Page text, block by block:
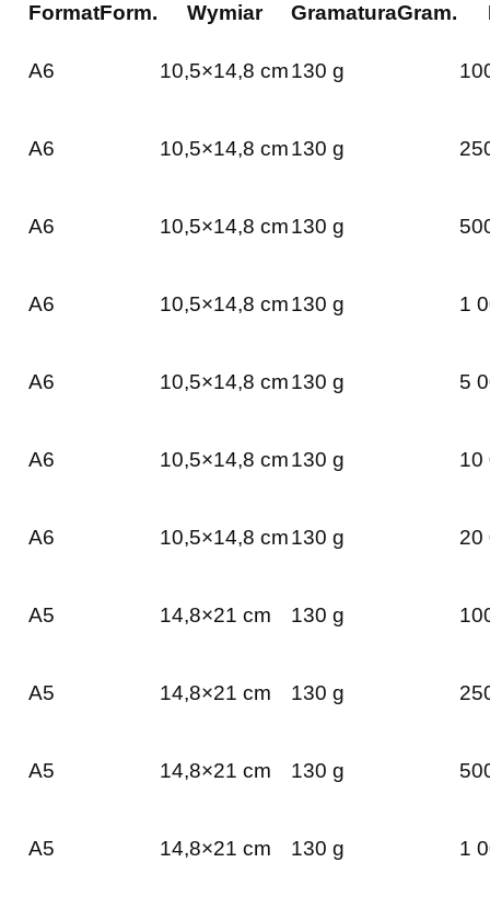
FormatForm. Wymiar GramaturaGram.
A6 10,5×14,8 cm130 g
A6 10,5×14,8 cm130 g
A6 10,5×14,8 cm130 g
A6 10,5×14,8 cm130 g 1
A6 10,5×14,8 cm130 g 5
A6 10,5×14,8 cm130 g 10
A6 10,5×14,8 cm130 g 20
A5 14,8×21 cm 130 g
A5 14,8×21 cm 130 g
A5 14,8×21 cm 130 g
A5 14,8×21 cm 130 g 1